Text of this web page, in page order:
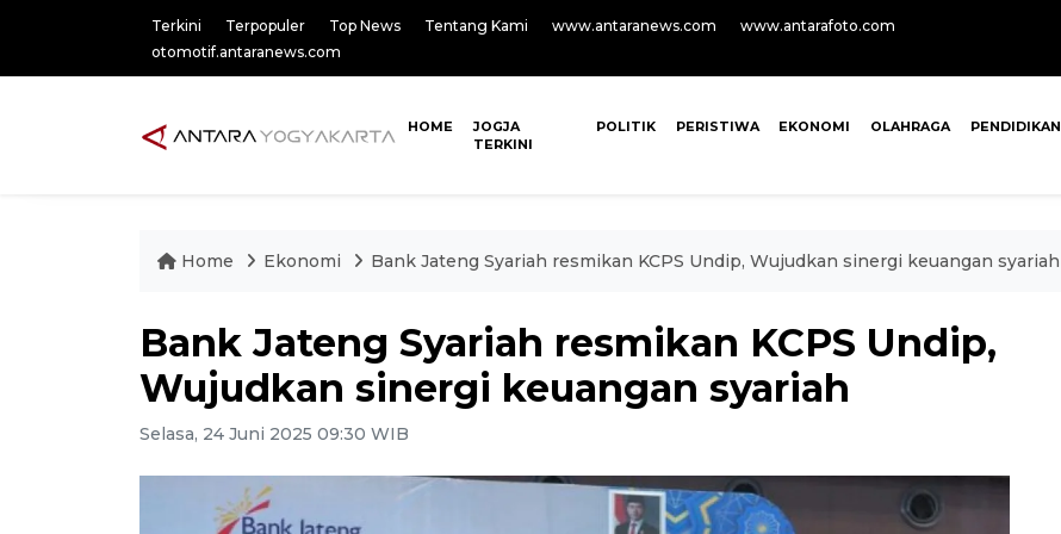
Terkini Terpopuler Top News Tentang Kami www.antaranews.com
www.antarafoto.com
otomotif.antaranews.com
HOME
JOGJA
TERKINI
POLITIK PERISTIWA EKONOMI OLAHRAGA PENDIDIKAN
Home Ekonomi Bank Jateng Syariah resmikan KCPS Undip, Wujudkan sinergi keuangan syariah
Bank Jateng Syariah resmikan KCPS Undip,
Wujudkan sinergi keuangan syariah
Selasa, 24 Juni 2025 09:30 WIB